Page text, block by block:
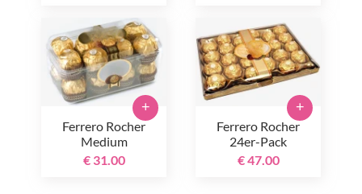
Ferrero Rocher
Medium
€ 31.00
+
Ferrero Rocher
24er-Pack
€ 47.00
+